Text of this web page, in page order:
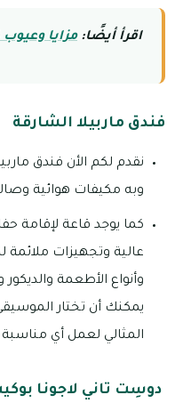
اقرأ أيضًا:مزايا
فندق ماربيلا الشارقة
نقدم لكم الأن فندق
وبه مكيفات هوائية
كما يوجد قاعة لإقامة
عالية وتجهيزات
وأنواع الأطعمة
يمكنك أن تختار
المثالي لعمل أي
دوسِت تاني لاجونا